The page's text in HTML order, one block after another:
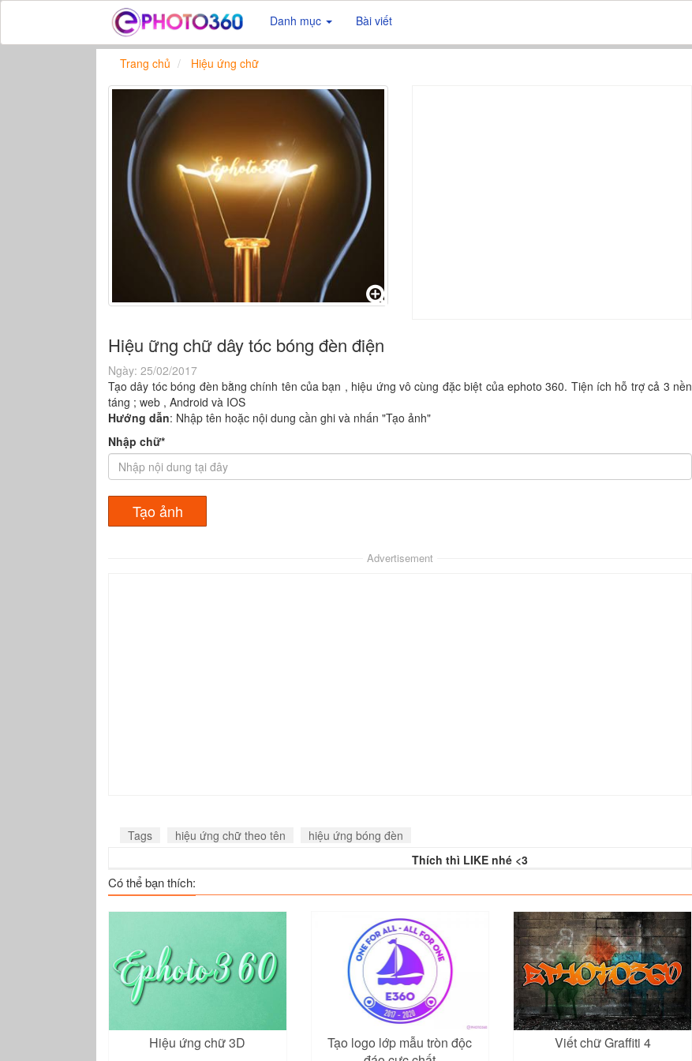
Danh mục Bài viết
Trang chủ Hiệu ứng chữ
Hiệu ững chữ dây tóc bóng đèn điện
Ngày: 25/02/2017
Tạo dây tóc bóng đèn bằng chính tên của bạn , hiệu ứng vô cùng đặc biệt của ephoto 360. Tiện ích hỗ trợ cả 3 nền
táng ; web , Android và IOS
Hướng dẫn: Nhập tên hoặc nội dung cần ghi và nhấn "Tạo ảnh"
Nhập chữ*
Advertisement
Tags hiệu ứng chữ theo tên
hiệu ứng bóng đèn
Thích thì LIKE nhé <3
Có thể bạn thích:
Hiệu ứng chữ 3D
Tạo logo lớp mẫu tròn độc
Viết chữ Graffiti 4